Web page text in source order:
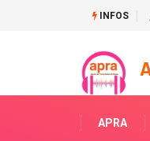
INFOS
APRA